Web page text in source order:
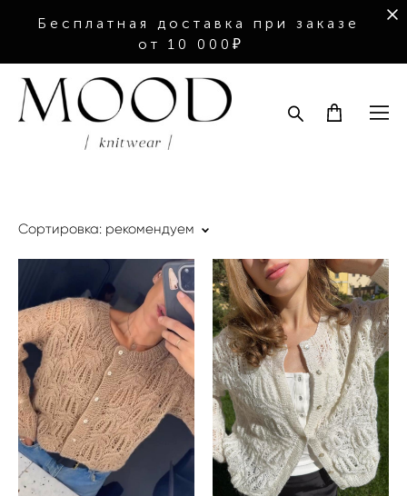
Бесплатная доставка при заказе
от 10 000₽
Сортировка: рекомендуем